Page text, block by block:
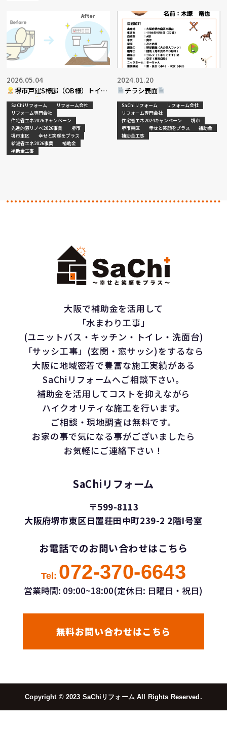
堺市戸建S様邸（OB様）トイレ
入替工事
2026.05.04
SaChiリフォーム
リフォーム会社
リフォーム専門会社
住宅省エネ2026キャンペーン
先進的窓リノベ2026事業
堺市
堺市東区
幸せと笑顔をプラス
給湯省エネ2026事業
補助金
補助金工事
チラシ表面
2024.01.20
SaChiリフォーム
リフォーム会社
リフォーム専門会社
住宅省エネ2024キャンペーン
堺市
堺市東区
幸せと笑顔をプラス
補助金
補助金工事
大阪で補助金を活用して
「水まわり工事」
(ユニットバス・キッチン・トイレ・洗面台)
「サッシ工事」(玄関・窓サッシ)をするなら
大阪に地域密着で豊富な施工実績がある
SaChiリフォームへご相談下さい。
補助金を活用してコストを抑えながら
ハイクオリティな施工を行います。
ご相談・現地調査は無料です。
お家の事で気になる事がございましたら
お気軽にご連絡下さい！
SaChiリフォーム
〒599-8113
大阪府堺市東区日置荘田中町239-2 2階I号室
お電話でのお問い合わせはこちら
Tel: 072-370-6643
営業時間: 09:00~18:00(定休日: 日曜日・祝日)
無料お問い合わせはこちら
Copyright ©︎ 2023 SaChiリフォーム All Rights Reserved.